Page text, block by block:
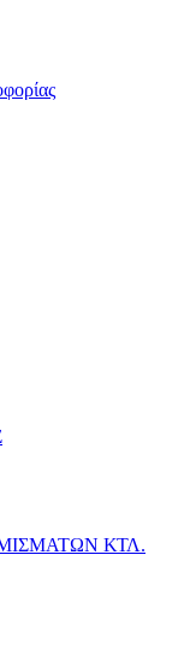
ΚΤΛ.